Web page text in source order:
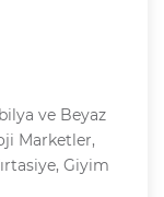
ve Beyaz
Marketler,
Giyim